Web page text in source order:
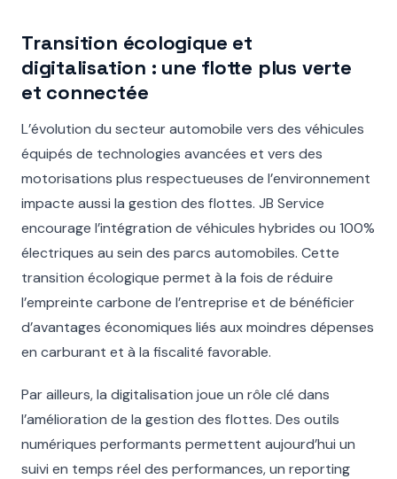
Transition écologique et
digitalisation : une flotte plus verte
et connectée
L’évolution du secteur automobile vers des véhicules
équipés de technologies avancées et vers des
motorisations plus respectueuses de l’environnement
impacte aussi la gestion des flottes. JB Service
encourage l’intégration de véhicules hybrides ou 100%
électriques au sein des parcs automobiles. Cette
transition écologique permet à la fois de réduire
l’empreinte carbone de l’entreprise et de bénéficier
d’avantages économiques liés aux moindres dépenses
en carburant et à la fiscalité favorable.
Par ailleurs, la digitalisation joue un rôle clé dans
l’amélioration de la gestion des flottes. Des outils
numériques performants permettent aujourd’hui un
suivi en temps réel des performances, un reporting